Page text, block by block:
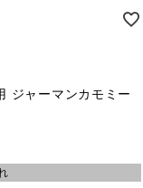
ジャーマンカモミー